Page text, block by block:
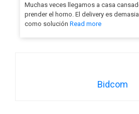
Muchas veces llegamos a casa
prender el horno. El delivery es
como solución Read more
Bidcom